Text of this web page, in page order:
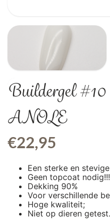
Buildergel
ANOLE
€22,95
Een sterke en
Geen topcoat
Dekking 90%
Voor verschillende
Hoge kwaliteit;
Niet op dieren getest.